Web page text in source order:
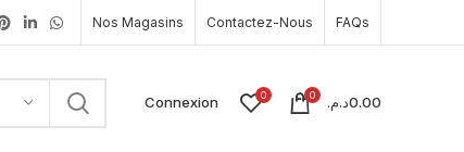
Nos Magasins Contactez-Nous FAQs
Connexion 0 0 0.00د.م.